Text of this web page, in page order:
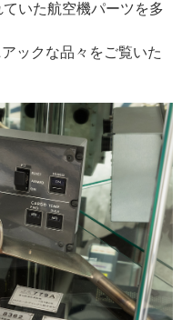
いた航空機パーツを多
ックな品々をご覧いた